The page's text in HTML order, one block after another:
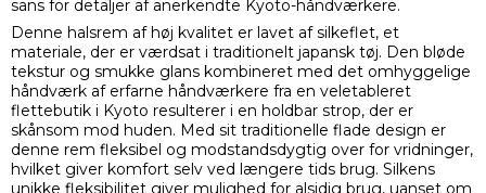
sans for detaljer af anerkendte Kyoto-håndværkere.
Denne halsrem af høj kvalitet er lavet af silkeflet, et
materiale, der er værdsat i traditionelt japansk tøj. Den bløde
tekstur og smukke glans kombineret med det omhyggelige
håndværk af erfarne håndværkere fra en veletableret
flettebutik i Kyoto resulterer i en holdbar strop, der er
skånsom mod huden. Med sit traditionelle flade design er
denne rem fleksibel og modstandsdygtig over for vridninger,
hvilket giver komfort selv ved længere tids brug. Silkens
unikke fleksibilitet giver mulighed for alsidig brug, uanset om